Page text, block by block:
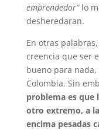
emprendedor”lo
desheredaran.
En otras
creencia que ser
bueno para
Colombia. Sin
problema es que
otro extremo, a
encima pesadas